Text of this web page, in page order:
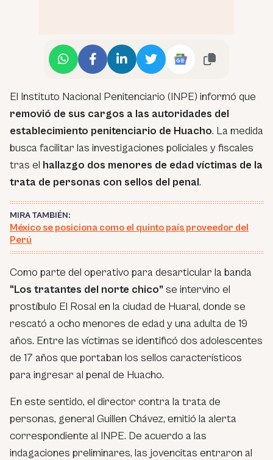
El Instituto Nacional Penitenciario (INPE) informó que
removió de sus cargos a las autoridades del
establecimiento penitenciario de Huacho. La medida
busca facilitar las investigaciones policiales y fiscales
tras el hallazgo dos menores de edad víctimas de la
trata de personas con sellos del penal.
MIRA TAMBIÉN:
México se posiciona como el quinto país proveedor del
Perú
Como parte del operativo para desarticular la banda
“Los tratantes del norte chico” se intervino el
prostíbulo El Rosal en la ciudad de Huaral, donde se
rescató a ocho menores de edad y una adulta de 19
años. Entre las víctimas se identificó dos adolescentes
de 17 años que portaban los sellos característicos
para ingresar al penal de Huacho.
En este sentido, el director contra la trata de
personas, general Guillen Chávez, emitió la alerta
correspondiente al INPE. De acuerdo a las
indagaciones preliminares, las jovencitas entraron al